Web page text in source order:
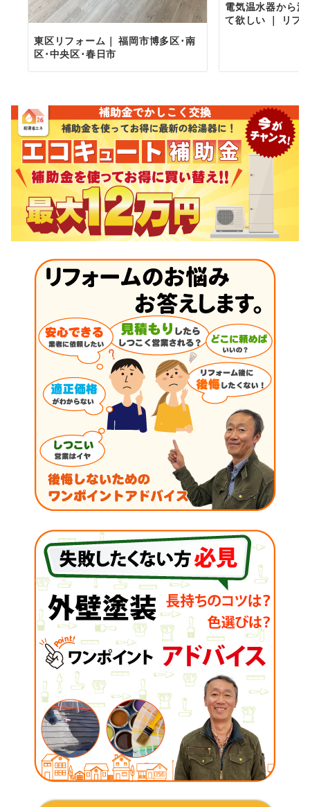
東区リフォーム｜ 福岡市博多区･南
区･中央区･春日市
電気温水器から
て欲しい ｜ リフ